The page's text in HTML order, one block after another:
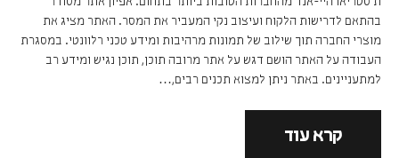
בהתאם לדרישות הלקוח ועיצוב נקי המעביר את המסר. האתר מציג את
מוצרי החברה תוך שילוב של תמונות מרהיבות ומידע טכני רלוונטי. במסגרת
העבודה על האתר הושם דגש על אתר מרובה תוכן, תוכן נגיש ומידע רב
למתעניינים. באתר ניתן למצוא תכנים רבים,…
קרא עוד